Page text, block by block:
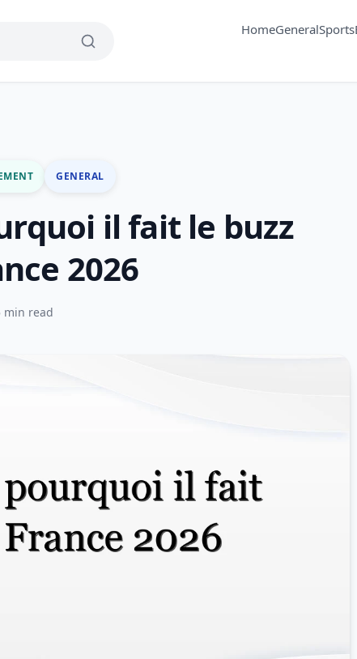
HomeGeneralSports
GENERAL
il fait le buzz
2026
min read